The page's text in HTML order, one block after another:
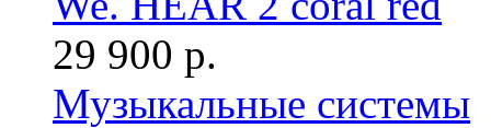
29 900 р.
Музыкальные системы